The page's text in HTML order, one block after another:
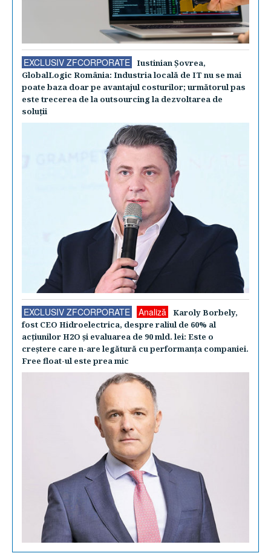
EXCLUSIV ZFCORPORATE
Iustinian Şovrea,
GlobalLogic România: Industria locală de IT nu se mai
poate baza doar pe avantajul costurilor; următorul pas
este trecerea de la outsourcing la dezvoltarea de
soluţii
EXCLUSIV ZFCORPORATE Analiză
Karoly Borbely,
fost CEO Hidroelectrica, despre raliul de 60% al
acţiunilor H2O şi evaluarea de 90 mld. lei: Este o
creştere care n-are legătură cu performanţa companiei.
Free float-ul este prea mic